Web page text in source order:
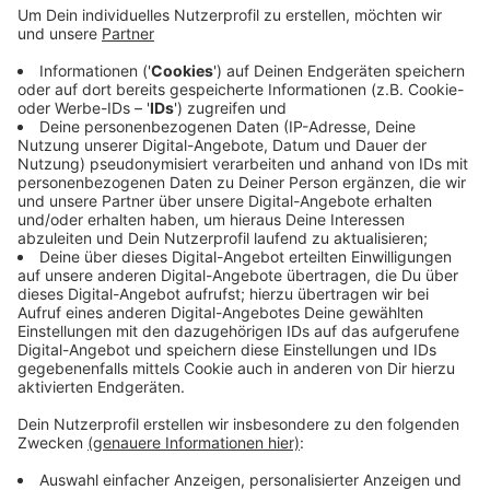
Anzeige
Alle Bürger sind zur Teilnahme aufgerufen.
Einsendeschluss ist der 31. Juli. Die drei beliebtesten
Fotos gewinnen Gutscheine im Wert von bis zu
fünfundsiebzig Euro. Alle Bilder werden veröffentlicht.
Danach darf abgestimmt werden. Die FDP möchte
wissen, was den Menschen vor Ort wichtig ist. Die
Aktion soll neue Ideen für die Arbeit im Rat liefern.
Anzeige